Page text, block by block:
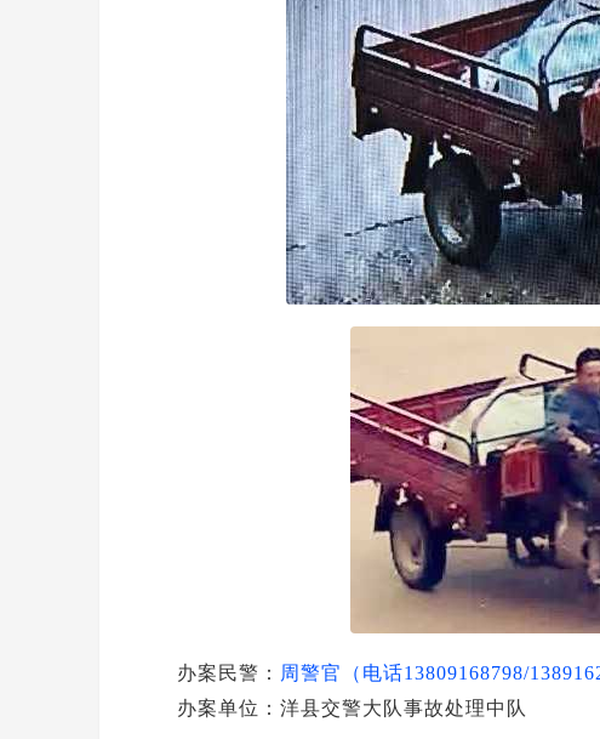
办案民警： 周警官（电话13809168798/
办案单位：洋县交警大队事故处理中队